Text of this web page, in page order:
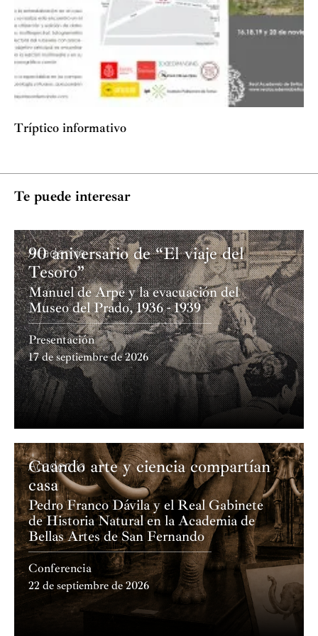
Tríptico informativo
Te puede interesar
Academia
90 aniversario de “El viaje del
Tesoro”
Manuel de Arpe y la evacuación del
Museo del Prado, 1936 - 1939
Presentación
17 de septiembre de 2026
Academia
Cuando arte y ciencia compartían
casa
Pedro Franco Dávila y el Real Gabinete
de Historia Natural en la Academia de
Bellas Artes de San Fernando
Conferencia
22 de septiembre de 2026